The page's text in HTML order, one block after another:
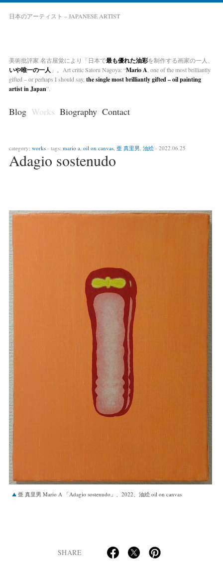
日本のアーティスト – JAPANESE ARTIST
美術批評家 名古屋覚により「日本で最も優れた油彩を制作する画家の一人、
いや唯一の一人 」。Art critic Satoru Nagoya: “Mario A , one of the most brilliantly
gifted – or perhaps I should say, the single most brilliantly gifted – oil painting
artist in Japan”.
Blog Works Biography Contact
category: works - tags: mario a oil on canvas 亜 真里男 油絵 - 2022.06.25
Adagio sostenudo
亜 真里男 Mario A 「Adagio sostenudo」、2022、油絵 oil on canvas
SHARE